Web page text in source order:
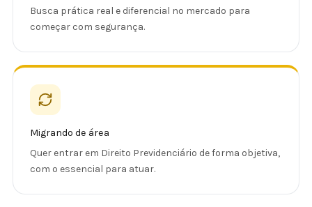
Busca prática real e diferencial no mercado para
começar com segurança.
Migrando de área
Quer entrar em Direito Previdenciário de forma objetiva,
com o essencial para atuar.